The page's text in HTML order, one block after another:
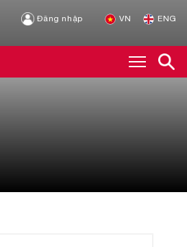
Đăng nhập VN ENG